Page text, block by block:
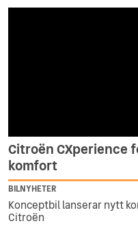
Citroën CXperience
komfort
BILNYHETER
Konceptbil lanserar nytt
Citroën